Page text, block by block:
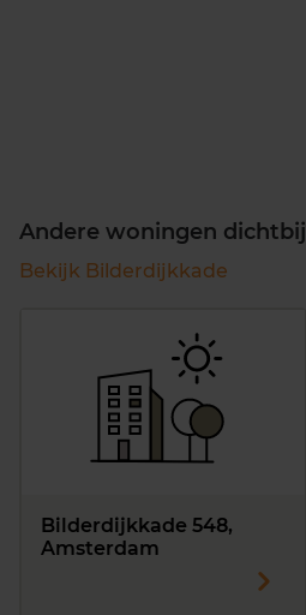
Andere woningen dichtbij
Bekijk Bilderdijkkade
Bilderdijkkade 548,
Amsterdam